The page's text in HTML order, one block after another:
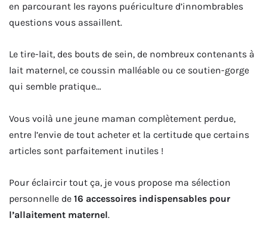
en parcourant les rayons puériculture d’innombrables
questions vous assaillent.
Le tire-lait, des bouts de sein, de nombreux contenants à
lait maternel, ce coussin malléable ou ce soutien-gorge
qui semble pratique…
Vous voilà une jeune maman complètement perdue,
entre l’envie de tout acheter et la certitude que certains
articles sont parfaitement inutiles !
Pour éclaircir tout ça, je vous propose ma sélection
personnelle de 16 accessoires indispensables pour
l’allaitement maternel.